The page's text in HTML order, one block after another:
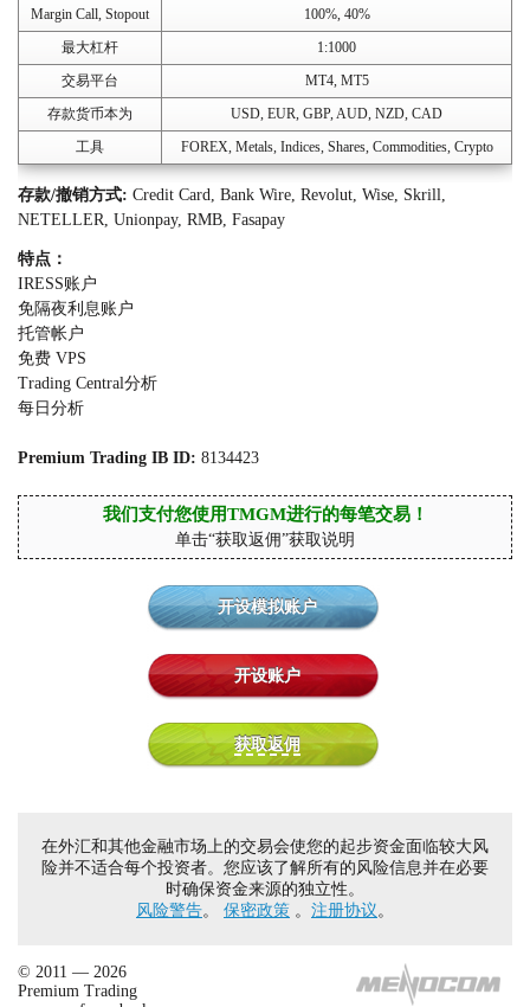
Margin Call, Stopout
100%, 40%
最大杠杆
1:1000
交易平台
MT4, MT5
存款货币本为
USD, EUR, GBP, AUD, NZD, CAD
工具
FOREX, Metals, Indices, Shares, Commodities, Crypto
存款/撤销方式: Credit Card, Bank Wire, Revolut, Wise, Skrill,
NETELLER, Unionpay, RMB, Fasapay
特点：
IRESS账户
免隔夜利息账户
托管帐户
免费 VPS
Trading Central分析
每日分析
Premium Trading IB ID: 8134423
我们支付您使用TMGM进行的每笔交易！
单击“获取返佣”获取说明
开设模拟账户
开设账户
获取返佣
在外汇和其他金融市场上的交易会使您的起步资金面临较大风
险并不适合每个投资者。您应该了解所有的风险信息并在必要
时确保资金来源的独立性。
风险警告。 保密政策 。 注册协议。
© 2011 — 2026
Premium Trading